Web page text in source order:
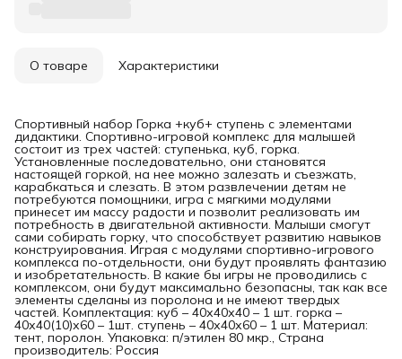
О товаре Характеристики
Спортивный набор Горка +куб+ ступень с элементами
дидактики. Спортивно-игровой комплекс для малышей
состоит из трех частей: ступенька, куб, горка.
Установленные последовательно, они становятся
настоящей горкой, на нее можно залезать и съезжать,
карабкаться и слезать. В этом развлечении детям не
потребуются помощники, игра с мягкими модулями
принесет им массу радости и позволит реализовать им
потребность в двигательной активности. Малыши смогут
сами собирать горку, что способствует развитию навыков
конструирования. Играя с модулями спортивно-игрового
комплекса по-отдельности, они будут проявлять фантазию
и изобретательность. В какие бы игры не проводились с
комплексом, они будут максимально безопасны, так как все
элементы сделаны из поролона и не имеют твердых
частей. Комплектация: куб – 40х40х40 – 1 шт. горка –
40х40(10)х60 – 1шт. ступень – 40х40х60 – 1 шт. Материал:
тент, поролон. Упаковка: п/этилен 80 мкр., Страна
производитель: Россия